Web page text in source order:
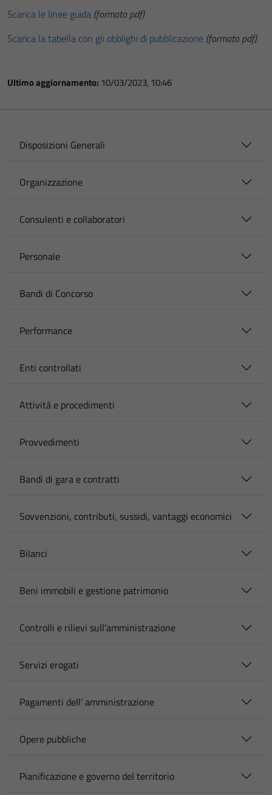
Scarica le linee guida (formato pdf)
Scarica la tabella con gli obblighi di pubblicazione (formato pdf)
Ultimo aggiornamento: 10/03/2023, 10:46
Disposizioni Generali
Organizzazione
Consulenti e collaboratori
Personale
Bandi di Concorso
Performance
Enti controllati
Attività e procedimenti
Provvedimenti
Bandi di gara e contratti
Sovvenzioni, contributi, sussidi, vantaggi economici
Bilanci
Beni immobili e gestione patrimonio
Controlli e rilievi sull'amministrazione
Servizi erogati
Pagamenti dell' amministrazione
Opere pubbliche
Pianificazione e governo del territorio